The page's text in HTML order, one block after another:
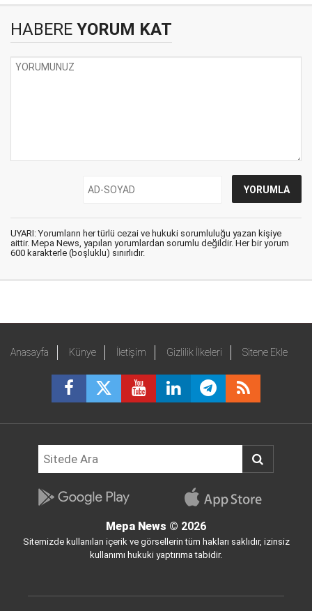
HABERE YORUM KAT
UYARI: Yorumların her türlü cezai ve hukuki sorumluluğu yazan kişiye
aittir. Mepa News, yapılan yorumlardan sorumlu değildir. Her bir yorum
600 karakterle (boşluklu) sınırlıdır.
Anasayfa Künye İletişim Gizlilik İlkeleri Sitene Ekle
Mepa News © 2026
Sitemizde kullanılan içerik ve görsellerin tüm hakları saklıdır, izinsiz
kullanımı hukuki yaptırıma tabidir.